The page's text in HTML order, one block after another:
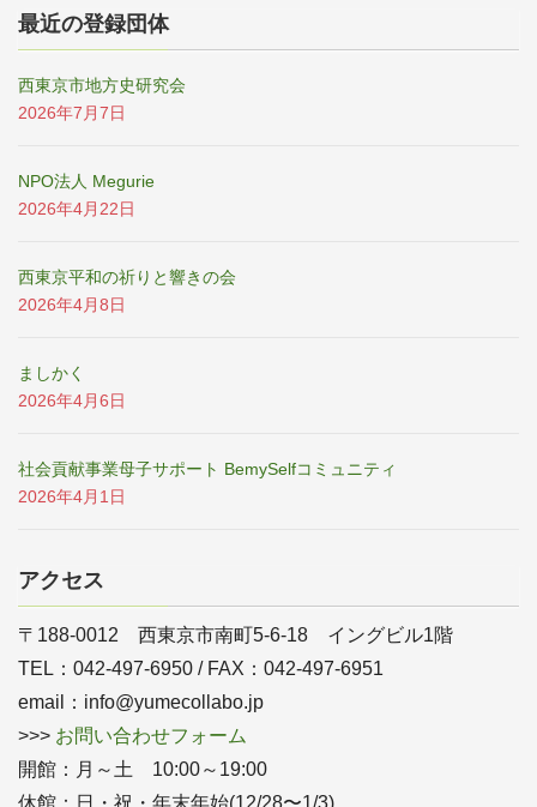
最近の登録団体
西東京市地方史研究会
2026年7月7日
NPO法人 Megurie
2026年4月22日
西東京平和の祈りと響きの会
2026年4月8日
ましかく
2026年4月6日
社会貢献事業母子サポート BemySelfコミュニティ
2026年4月1日
アクセス
〒188-0012 西東京市南町5-6-18 イングビル1階
TEL：042-497-6950 / FAX：042-497-6951
email：info@yumecollabo.jp
>>> お問い合わせフォーム
開館：月～土 10:00～19:00
休館：日・祝・年末年始(12/28〜1/3)